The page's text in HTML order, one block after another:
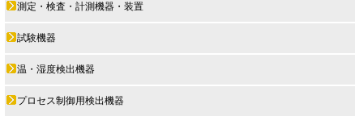
測定・検査・計測機器・装置
試験機器
温・湿度検出機器
プロセス制御用検出機器